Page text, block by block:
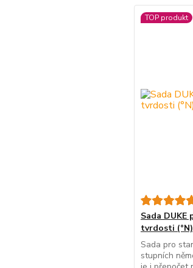
TOP produkt
Sada
tvrdosti (°N)
Sada pro
stupních